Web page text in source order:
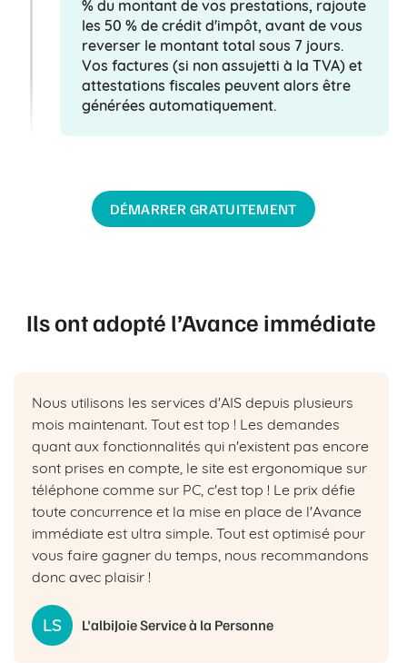
les 50 % de crédit d'impôt, avant de vous
reverser le montant total sous 7 jours.
Vos factures (si non assujetti à la TVA) et
attestations fiscales peuvent alors être
générées automatiquement.
DÉMARRER GRATUITEMENT
Ils ont adopté l’Avance immédiate
Nous utilisons les services d'AIS depuis plusieurs
mois maintenant. Tout est top ! Les demandes
quant aux fonctionnalités qui n'existent pas encore
sont prises en compte, le site est ergonomique sur
téléphone comme sur PC, c'est top ! Le prix défie
toute concurrence et la mise en place de l'Avance
immédiate est ultra simple. Tout est optimisé pour
vous faire gagner du temps, nous recommandons
donc avec plaisir !
LS L'albiJoie Service à la Personne